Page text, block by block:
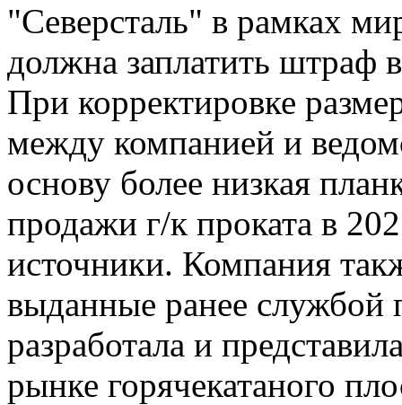
"Северсталь" в рамках
должна заплатить штраф
При корректировке
между компанией и
основу более низкая
продажи г/к проката в
источники. Компания
выданные ранее службой
разработала и
рынке горячекатаного